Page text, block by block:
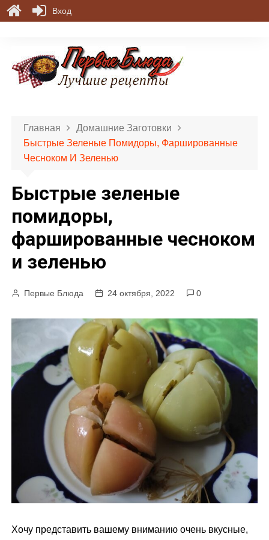
Главная
Домашние Заготовки
Быстрые Зеленые Помидоры, Фаршированные
Чесноком И Зеленью
Быстрые зеленые
помидоры,
фаршированные чесноком
и зеленью
Первые Блюда 24 октября, 2022 0
Хочу представить вашему вниманию очень вкусные,
Вход